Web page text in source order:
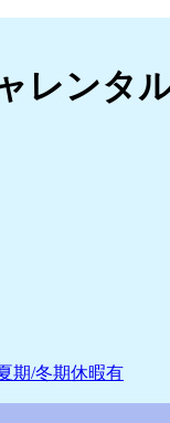
レンタ
期/冬期休暇有